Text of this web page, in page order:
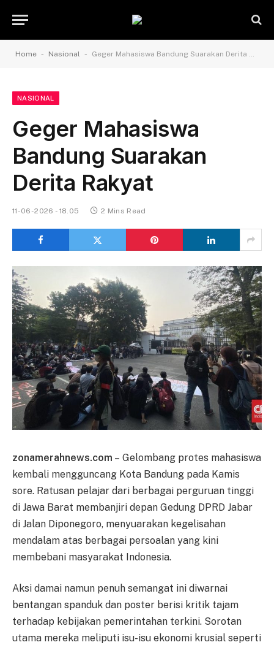
Home - Nasional - Geger Mahasiswa Bandung Suarakan Derita Rakyat
NASIONAL
Geger Mahasiswa
Bandung Suarakan
Derita Rakyat
11-06-2026 - 18.05 2 Mins Read
zonamerahnews.com – Gelombang protes mahasiswa
kembali mengguncang Kota Bandung pada Kamis
sore. Ratusan pelajar dari berbagai perguruan tinggi
di Jawa Barat membanjiri depan Gedung DPRD Jabar
di Jalan Diponegoro, menyuarakan kegelisahan
mendalam atas berbagai persoalan yang kini
membebani masyarakat Indonesia.
Aksi damai namun penuh semangat ini diwarnai
bentangan spanduk dan poster berisi kritik tajam
terhadap kebijakan pemerintahan terkini. Sorotan
utama mereka meliputi isu-isu ekonomi krusial seperti